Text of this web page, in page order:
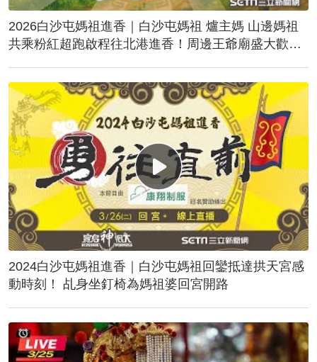
2026白沙屯媽祖進香｜白沙屯媽祖 爐主媽 山邊媽祖
共乘粉紅超跑啟程往北港進香！周邊王爺廟盛大歡
2024白沙屯媽祖進香｜白沙屯媽祖回鑾抵達拱天宮感
動時刻！ 乩身坐釘椅為媽祖婆回宮開路